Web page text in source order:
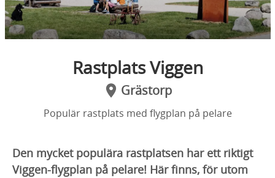
Rastplats Viggen
Grästorp
Populär rastplats med flygplan på pelare
Den mycket populära rastplatsen har ett riktigt
Viggen-flygplan på pelare! Här finns, för utom